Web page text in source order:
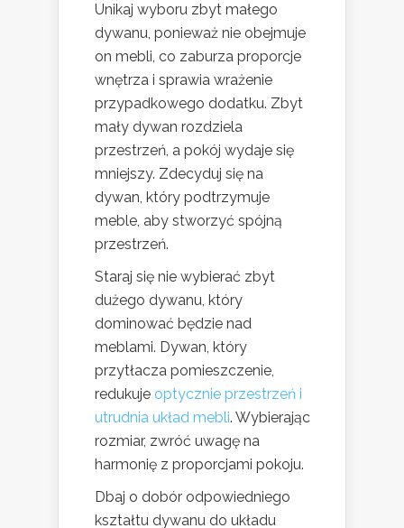
Unikaj wyboru zbyt małego
dywanu, ponieważ nie obejmuje
on mebli, co zaburza proporcje
wnętrza i sprawia wrażenie
przypadkowego dodatku. Zbyt
mały dywan rozdziela
przestrzeń, a pokój wydaje się
mniejszy. Zdecyduj się na
dywan, który podtrzymuje
meble, aby stworzyć spójną
przestrzeń.
Staraj się nie wybierać zbyt
dużego dywanu, który
dominować będzie nad
meblami. Dywan, który
przytłacza pomieszczenie,
redukuje optycznie przestrzeń i
utrudnia układ mebli. Wybierając
rozmiar, zwróć uwagę na
harmonię z proporcjami pokoju.
Dbaj o dobór odpowiedniego
kształtu dywanu do układu